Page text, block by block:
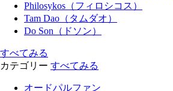
Philosykos（フィロシコス）
Tam Dao（タムダオ）
Do Son（ドソン）
すべてみる
カテゴリー すべてみる
オードパルファン